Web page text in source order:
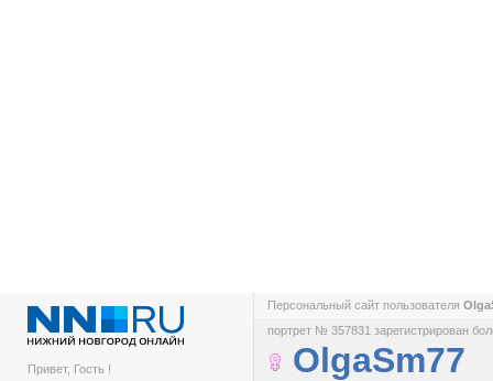
Привет, Гость !
Персональный сайт пользователя
портрет № 357831 зарегистрирован
OlgaSm77